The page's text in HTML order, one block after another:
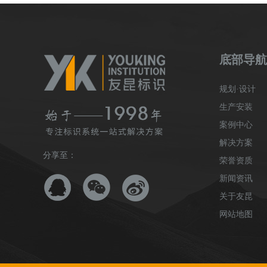
分享至：
底部导航
规划·设计
生产安装
案例中心
解决方案
荣誉资质
新闻资讯
关于友昆
网站地图